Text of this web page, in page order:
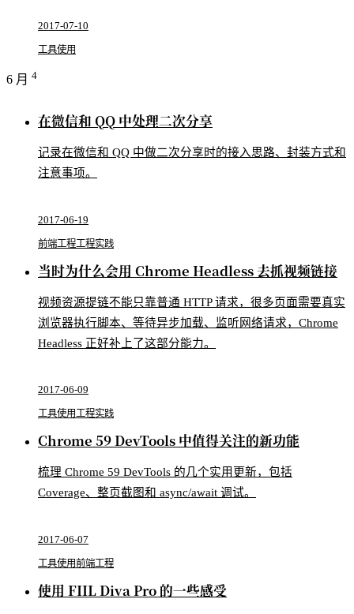
2017-07-10
工具使用
6 月 4
在微信和 QQ 中处理二次分享
记录在微信和 QQ 中做二次分享时的接入思路、封装方式和
注意事项。
2017-06-19
前端工程工程实践
当时为什么会用 Chrome Headless 去抓视频链接
视频资源提链不能只靠普通 HTTP 请求，很多页面需要真实
浏览器执行脚本、等待异步加载、监听网络请求，Chrome
Headless 正好补上了这部分能力。
2017-06-09
工具使用工程实践
Chrome 59 DevTools 中值得关注的新功能
梳理 Chrome 59 DevTools 的几个实用更新，包括
Coverage、整页截图和 async/await 调试。
2017-06-07
工具使用前端工程
使用 FIIL Diva Pro 的一些感受